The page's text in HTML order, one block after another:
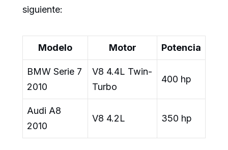
siguiente:
Modelo Motor Potencia
BMW Serie 7
2010
V8 4.4L Twin-
Turbo
400 hp
Audi A8
2010
V8 4.2L 350 hp